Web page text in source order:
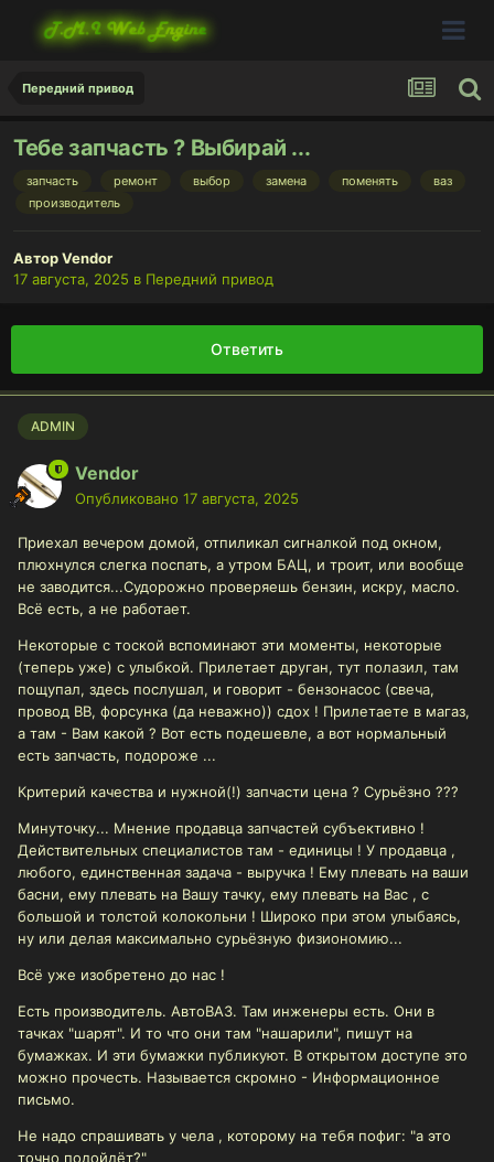
Передний привод
Тебе запчасть ? Выбирай ...
запчасть ремонт выбор замена поменять
ваз
производитель
АвторVendor
17 августа, 2025 в Передний привод
Ответить
ADMIN
Vendor
Опубликовано 17 августа, 2025
Приехал вечером домой, отпиликал сигналкой под окном,
плюхнулся слегка поспать, а утром БАЦ, и троит, или вообще
не заводится...Судорожно проверяешь бензин, искру, масло.
Всё есть, а не работает.
Некоторые с тоской вспоминают эти моменты, некоторые
(теперь уже) с улыбкой. Прилетает друган, тут полазил, там
пощупал, здесь послушал, и говорит - бензонасос (свеча,
провод ВВ, форсунка (да неважно)) сдох ! Прилетаете в магаз,
а там - Вам какой ? Вот есть подешевле, а вот нормальный
есть запчасть, подороже ...
Критерий качества и нужной(!) запчасти цена ? Сурьёзно ???
Минуточку... Мнение продавца запчастей субъективно !
Действительных специалистов там - единицы ! У продавца ,
любого, единственная задача - выручка ! Ему плевать на ваши
басни, ему плевать на Вашу тачку, ему плевать на Вас , с
большой и толстой колокольни ! Широко при этом улыбаясь,
ну или делая максимально сурьёзную физиономию...
Всё уже изобретено до нас !
Есть производитель. АвтоВАЗ. Там инженеры есть. Они в
тачках "шарят". И то что они там "нашарили", пишут на
бумажках. И эти бумажки публикуют. В открытом доступе это
можно прочесть. Называется скромно - Информационное
письмо.
Не надо спрашивать у чела , которому на тебя пофиг: "а это
точно подойдёт?"